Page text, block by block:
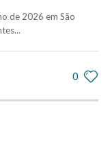
de 2026 em São
0